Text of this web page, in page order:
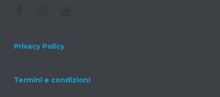
Privacy Policy
Termini e condizioni